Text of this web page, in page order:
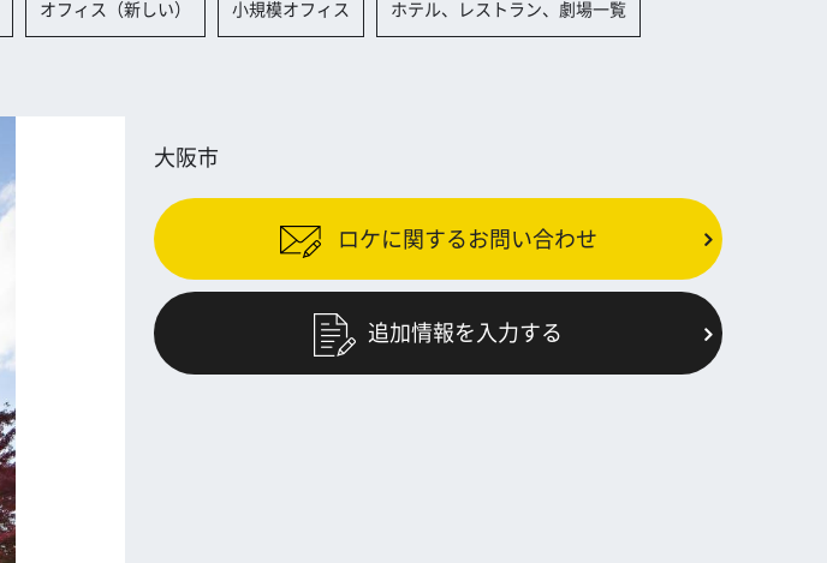
オフィス（新しい） 小規模オフィス ホテル、レストラン、劇場一覧
大阪市
ロケに関するお問い合わせ
追加情報を入力する